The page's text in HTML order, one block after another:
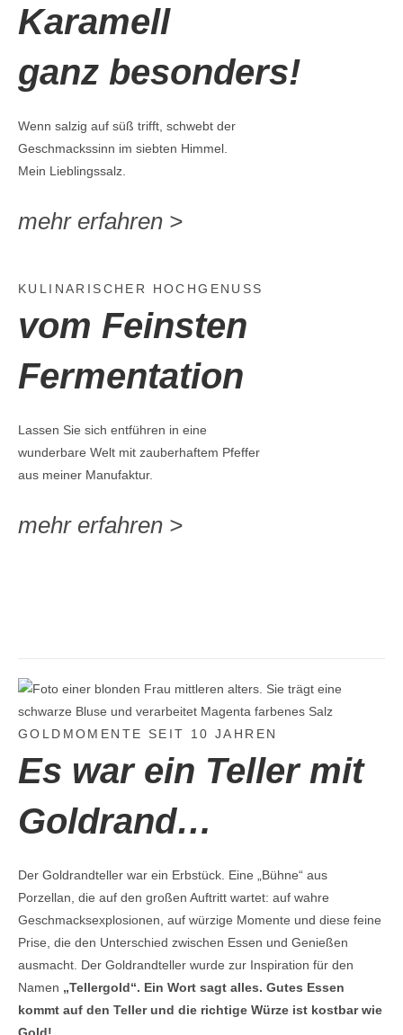
Karamell
ganz besonders!
Wenn salzig auf süß trifft, schwebt der
Geschmackssinn im siebten Himmel.
Mein Lieblingssalz.
mehr erfahren >
KULINARISCHER HOCHGENUSS
vom Feinsten
Fermentation
Lassen Sie sich entführen in eine
wunderbare Welt mit zauberhaftem Pfeffer
aus meiner Manufaktur.
mehr erfahren >
GOLDMOMENTE SEIT 10 JAHREN
Es war ein Teller mit
Goldrand…
Der Goldrandteller war ein Erbstück. Eine „Bühne“ aus
Porzellan, die auf den großen Auftritt wartet: auf wahre
Geschmacksexplosionen, auf würzige Momente und diese feine
Prise, die den Unterschied zwischen Essen und Genießen
ausmacht. Der Goldrandteller wurde zur Inspiration für den
Namen „Tellergold“. Ein Wort sagt alles. Gutes Essen
kommt auf den Teller und die richtige Würze ist kostbar wie
Gold!